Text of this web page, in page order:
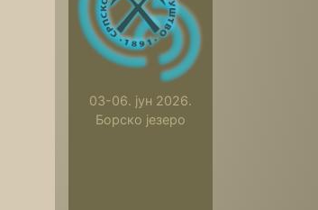
03-06. јун 2026.
Борско језеро